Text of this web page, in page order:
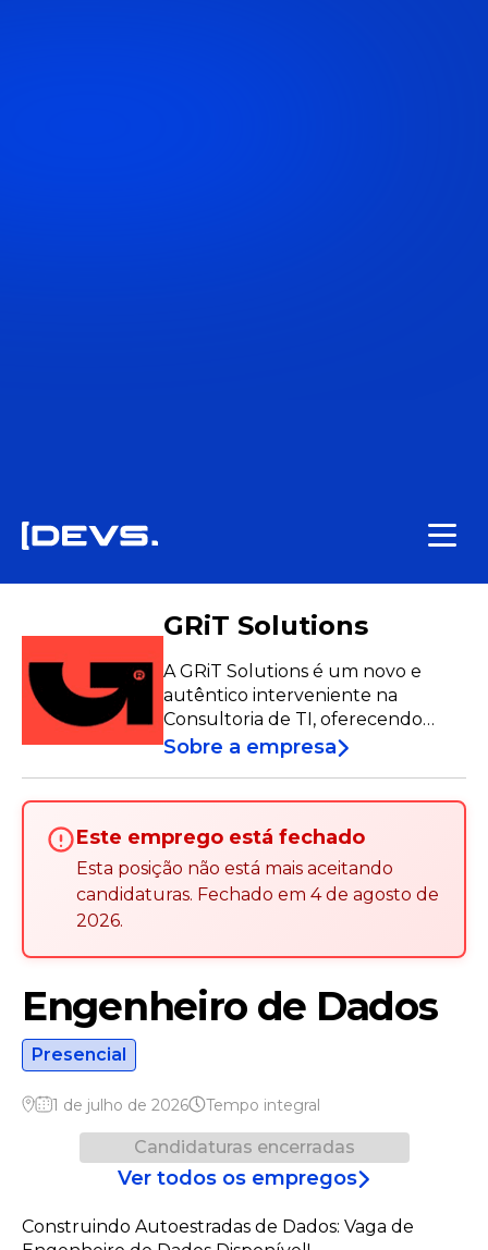
GRiT Solutions
A GRiT Solutions é um novo e
autêntico interveniente na
Consultoria de TI, oferecendo
soluções tangíveis baseadas em
atingir os seus objetivos de
evolução digital e empresarial.
Sobre a empresa
Este emprego está fechado
Esta posição não está mais aceitando
candidaturas. Fechado em 4 de agosto de
2026.
Engenheiro de Dados
Presencial
1 de julho de 2026 Tempo integral
Candidaturas encerradas
Ver todos os empregos
Construindo Autoestradas de Dados: Vaga de